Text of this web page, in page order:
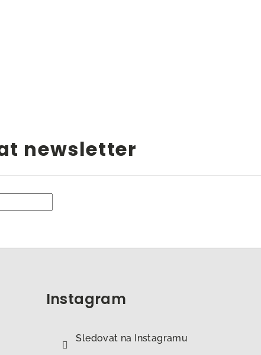
newsletter
Instagram
Sledovat na Instagramu